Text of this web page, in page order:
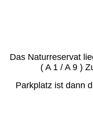
Das Naturreservat
( A 1 / A 9 )
Parkplatz ist dann